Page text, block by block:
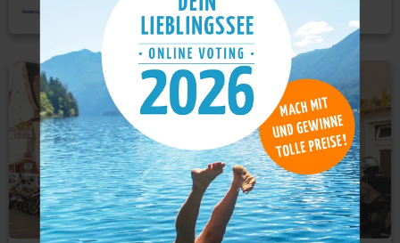
Ferienwohnung
Foto: © booking.com